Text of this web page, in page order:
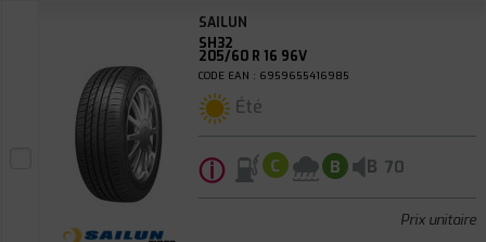
SAILUN
SH32
205/60 R 16 96V
CODE EAN : 6959655416985
Été
ⓘ C B B 70
Prix unitaire